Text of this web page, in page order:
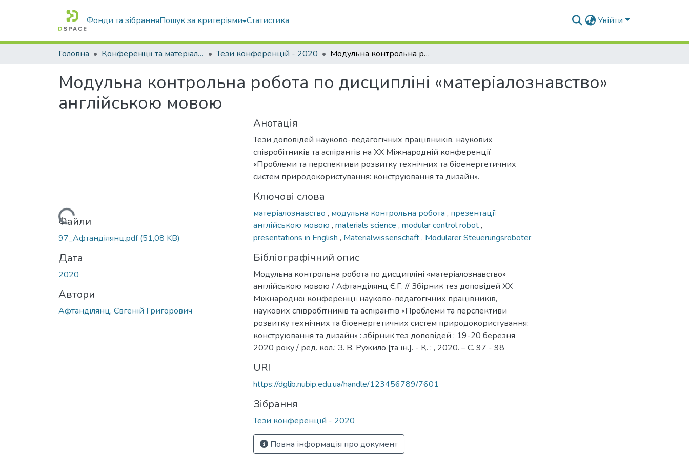
Фонди та зібранняПошук за критеріями Статистика Увійти
Головна Конференції та матеріали конференцій Тези конференцій - 2020 Модульна контрольна робота по дисципліні «матеріалознавство» англійською мовою
Модульна контрольна робота по дисципліні «матеріалознавство»
англійською мовою
Вантажиться...
Файли
97_Афтанділянц.pdf(51,08 KB)
Дата
2020
Автори
Афтанділянц, Євгеній Григорович
Анотація
Тези доповідей науково-педагогічних працівників, наукових
співробітників та аспірантів на XX Міжнародній конференції
«Проблеми та перспективи розвитку технічних та біоенергетичних
систем природокористування: конструювання та дизайн».
Ключові слова
матеріалознавство , модульна контрольна робота , презентації
англійською мовою , materials science , modular control robot,
presentations in English , Materialwissenschaft, Modularer Steuerungsroboter
Бібліографічний опис
Модульна контрольна робота по дисципліні «матеріалознавство»
англійською мовою / Афтанділянц Є.Г. // Збірник тез доповідей ХX
Міжнародної конференції науково-педагогічних працівників,
наукових співробітників та аспірантів «Проблеми та перспективи
розвитку технічних та біоенергетичних систем природокористування:
конструювання та дизайн» : збірник тез доповідей : 19-20 березня
2020 року / ред. кол.: З. В. Ружило [та ін.]. - К. : , 2020. – С. 97 - 98
URI
https://dglib.nubip.edu.ua/handle/123456789/7601
Зібрання
Тези конференцій - 2020
Повна інформація про документ